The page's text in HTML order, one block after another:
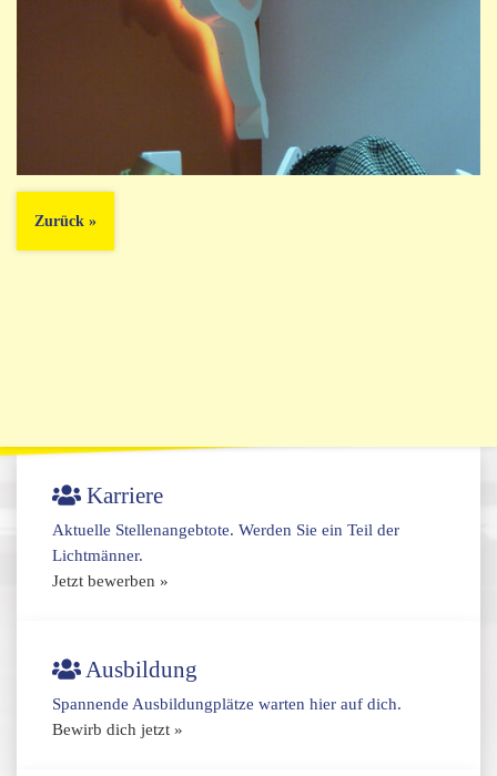
Zurück
Karriere
Aktuelle Stellenangebtote. Werden Sie ein Teil der
Lichtmänner.
Jetzt bewerben »
Ausbildung
Spannende Ausbildungplätze warten hier auf dich.
Bewirb dich jetzt »